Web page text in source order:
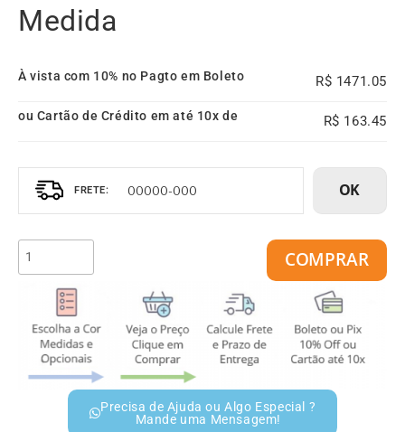
Medida
À vista com 10% no Pagto em Boleto 1471.05
ou Cartão de Crédito em até 10x de 163.45
OK
COMPRAR
Precisa de Ajuda ou Algo Especial ?
Mande uma Mensagem!